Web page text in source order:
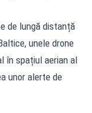
de lungă distanță
unele drone
în spațiul aerian al
unor alerte de